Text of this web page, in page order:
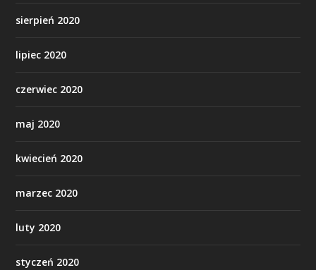
sierpień 2020
lipiec 2020
czerwiec 2020
maj 2020
kwiecień 2020
marzec 2020
luty 2020
styczeń 2020